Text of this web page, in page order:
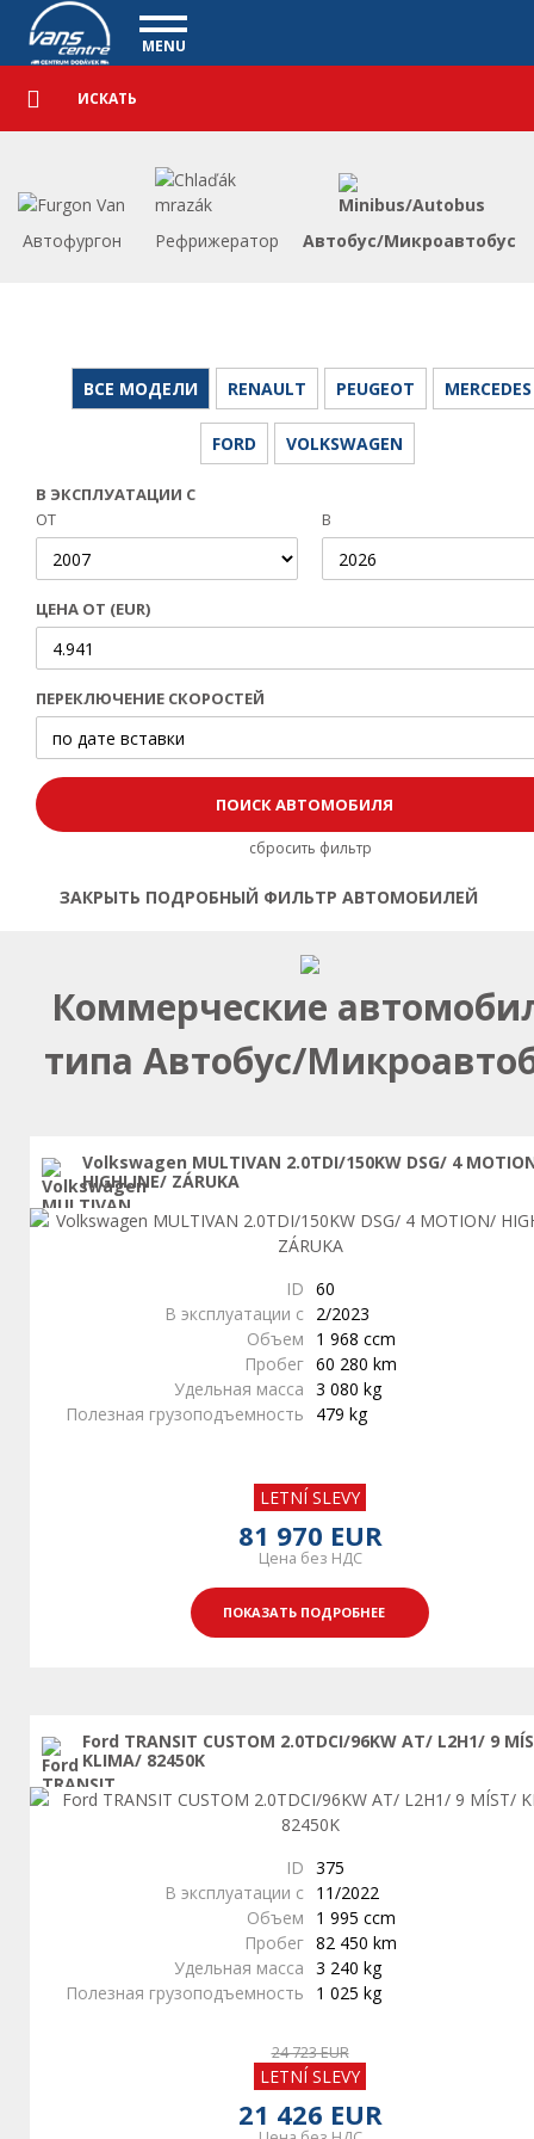
Коммерческие автомобили - Vanscentre
Navigace
MENU
КОММЕРЧЕСКИЕ АВТОМОБИЛИ
АВТОМОБИЛИ
ЧТО МЫ ПРЕДЛАГАЕМ
ФИНАНСИРОВАНИЕ
CСЫЛКА
Подробный
поиск Искать
Автофургон Рефрижератор Автобус/Микроавтобус
ВСЕ МОДЕЛИ RENAULT PEUGEOT MERCEDES
FORD VOLKSWAGEN
В ЭКСПЛУАТАЦИИ С
ОТ
В
ЦЕНА ОТ (EUR)
ПЕРЕКЛЮЧЕНИЕ СКОРОСТЕЙ
сбросить фильтр
ЗАКРЫТЬ ПОДРОБНЫЙ ФИЛЬТР АВТОМОБИЛЕЙ
Открыть | Закрыть фильтр
Коммерческие
типа Автобус/
Volkswagen MULTIVAN 2.0TDI/150KW DSG/ 4
HIGHLINE/ ZÁRUKA
ID 60
В эксплуатации с 2/2023
Объем
1 968 ccm
Пробег 60 280 km
Удельная масса 3 080 kg
Полезная грузоподъемность
479 kg
LETNÍ SLEVY
81 970 EUR
Цена без НДС
ПОКАЗАТЬ ПОДРОБНЕЕ
Ford TRANSIT CUSTOM 2.0TDCI/96KW AT/ L2H1/ 9
KLIMA/ 82450K
ID 375
В эксплуатации с 11/2022
Объем
1 995 ccm
Пробег 82 450 km
Удельная масса 3 240 kg
Полезная грузоподъемность
1 025 kg
24 723 EUR
LETNÍ SLEVY
21 426 EUR